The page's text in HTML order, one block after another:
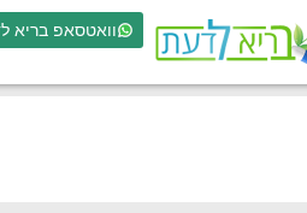
וואטסאפ בריא